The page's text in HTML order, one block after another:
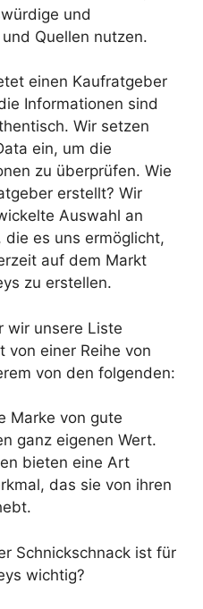
und
Quellen nutzen.
einen Kaufratgeber
Informationen sind
Wir setzen
ein, um die
zu überprüfen. Wie
erstellt? Wir
Auswahl an
es uns ermöglicht,
auf dem Markt
zu erstellen.
wir unsere Liste
von einer Reihe von
von den folgenden:
Marke von gute
ganz eigenen Wert.
bieten eine Art
das sie von ihren
Schnickschnack ist für
wichtig?